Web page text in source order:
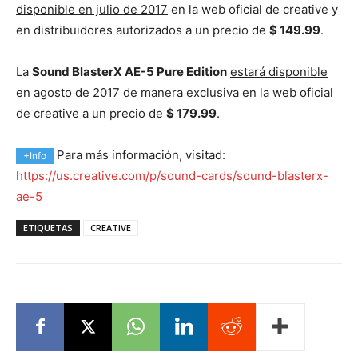
disponible en julio de 2017 en la web oficial de creative y
en distribuidores autorizados a un precio de $ 149.99.
La Sound BlasterX AE-5 Pure Edition estará disponible
en agosto de 2017 de manera exclusiva en la web oficial
de creative a un precio de $ 179.99.
+Info
Para más información, visitad:
https://us.creative.com/p/sound-cards/sound-blasterx-
ae-5
ETIQUETAS CREATIVE